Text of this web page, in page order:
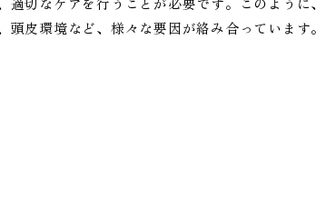
頭皮環境など、様々な要因が絡み合っています。